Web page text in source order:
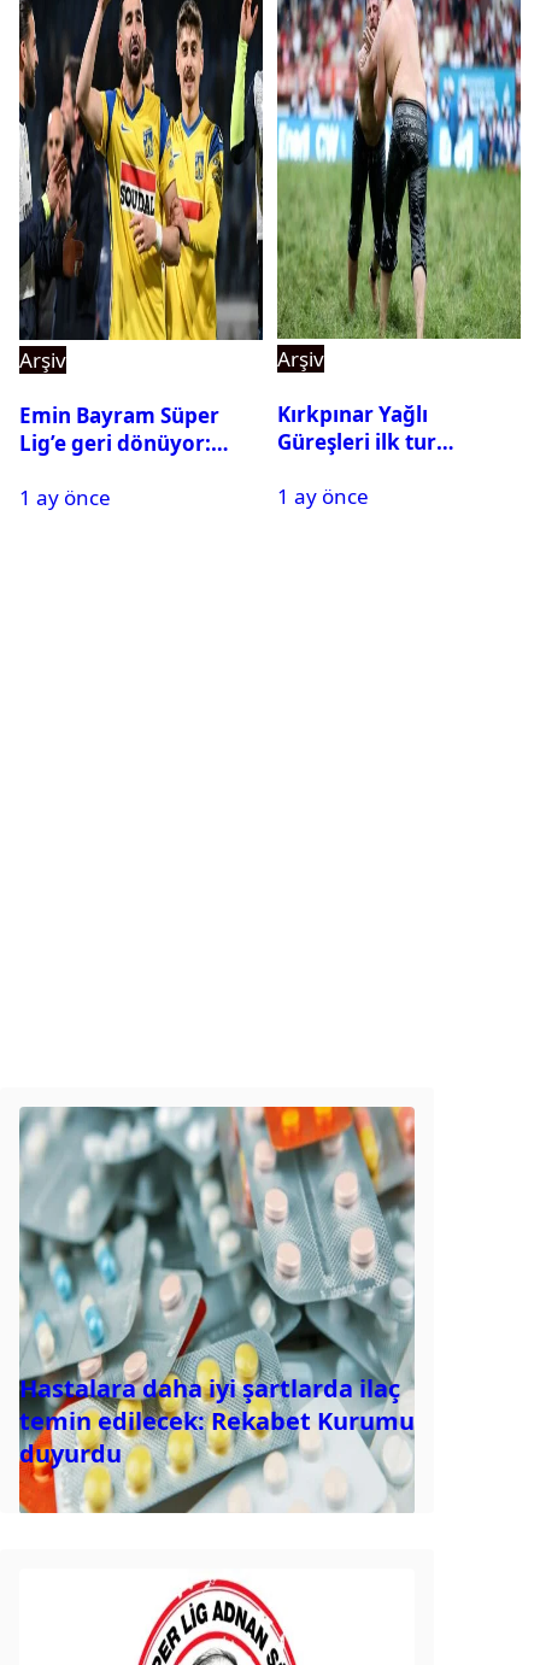
Arşiv
Emin Bayram Süper
Lig’e geri dönüyor:
1 ay önce
Arşiv
Kırkpınar Yağlı
Güreşleri ilk tur
2. tura geçen
1 ay önce
Hastalara daha iyi şartlarda ilaç
temin edilecek: Rekabet Kurumu
duyurdu